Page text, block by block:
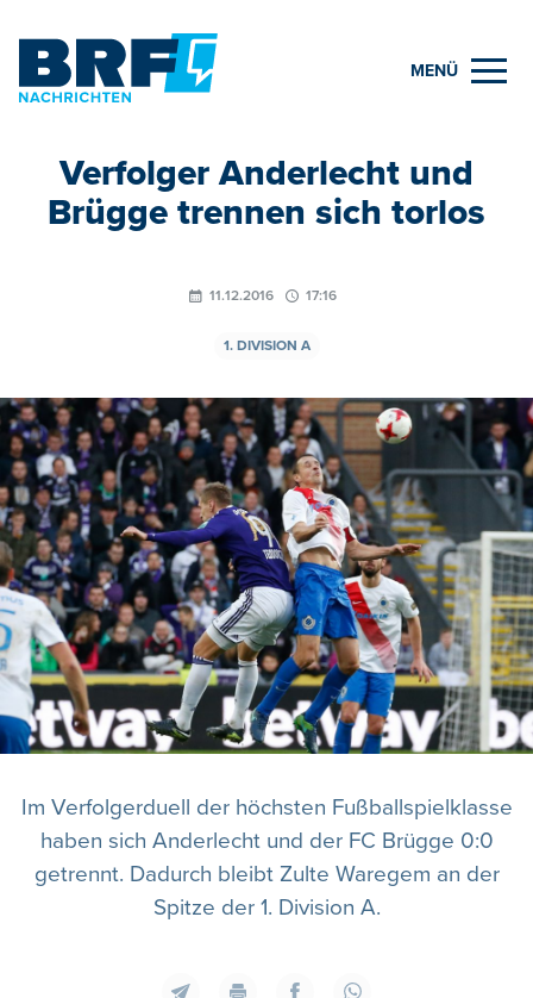
MENÜ
Verfolger Anderlecht und
Brügge trennen sich torlos
11.12.2016 17:16
1. DIVISION A
Im Verfolgerduell der höchsten Fußballspielklasse
haben sich Anderlecht und der FC Brügge 0:0
getrennt. Dadurch bleibt Zulte Waregem an der
Spitze der 1. Division A.